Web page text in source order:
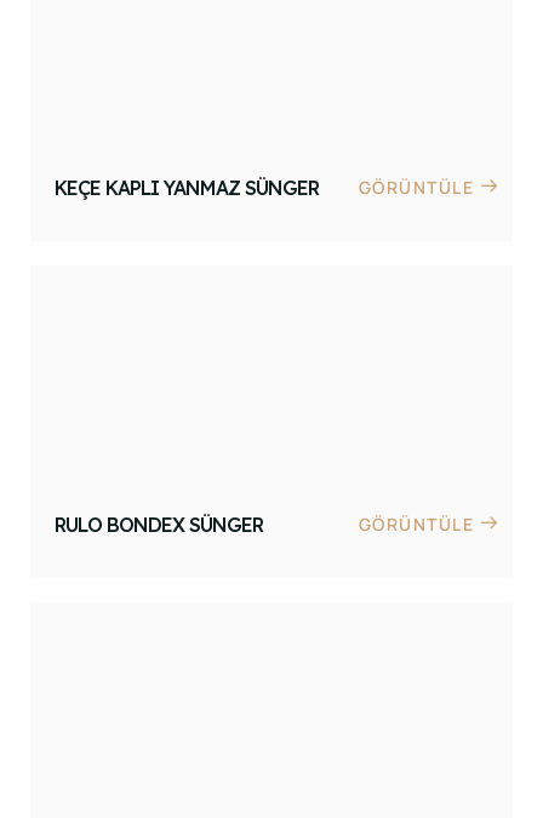
KEÇE KAPLI YANMAZ SÜNGER GÖRÜNTÜLE
RULO BONDEX SÜNGER GÖRÜNTÜLE